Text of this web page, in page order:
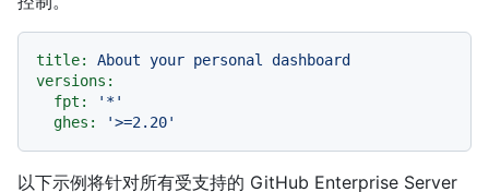
title: About your personal
dashboard
versions:
fpt:
'*'
ghes:
'>=2.20'
以下示例将针对所有受支持的 GitHub Enterprise Server